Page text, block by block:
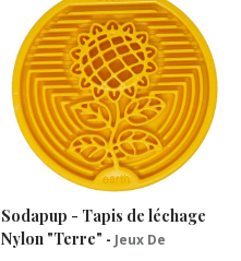
Sodapup - Tapis de léchage
Nylon "Terre" - Jeux De